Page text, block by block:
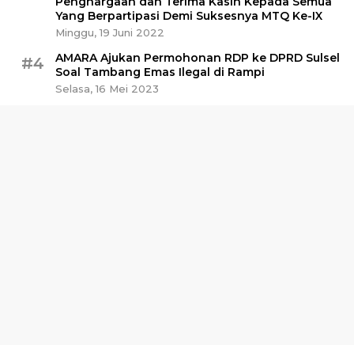
Yang Berpartipasi Demi Suksesnya MTQ Ke-IX
Minggu, 19 Juni 2022
#4
AMARA Ajukan Permohonan RDP ke DPRD Sulsel
Soal Tambang Emas Ilegal di Rampi
Selasa, 16 Mei 2023